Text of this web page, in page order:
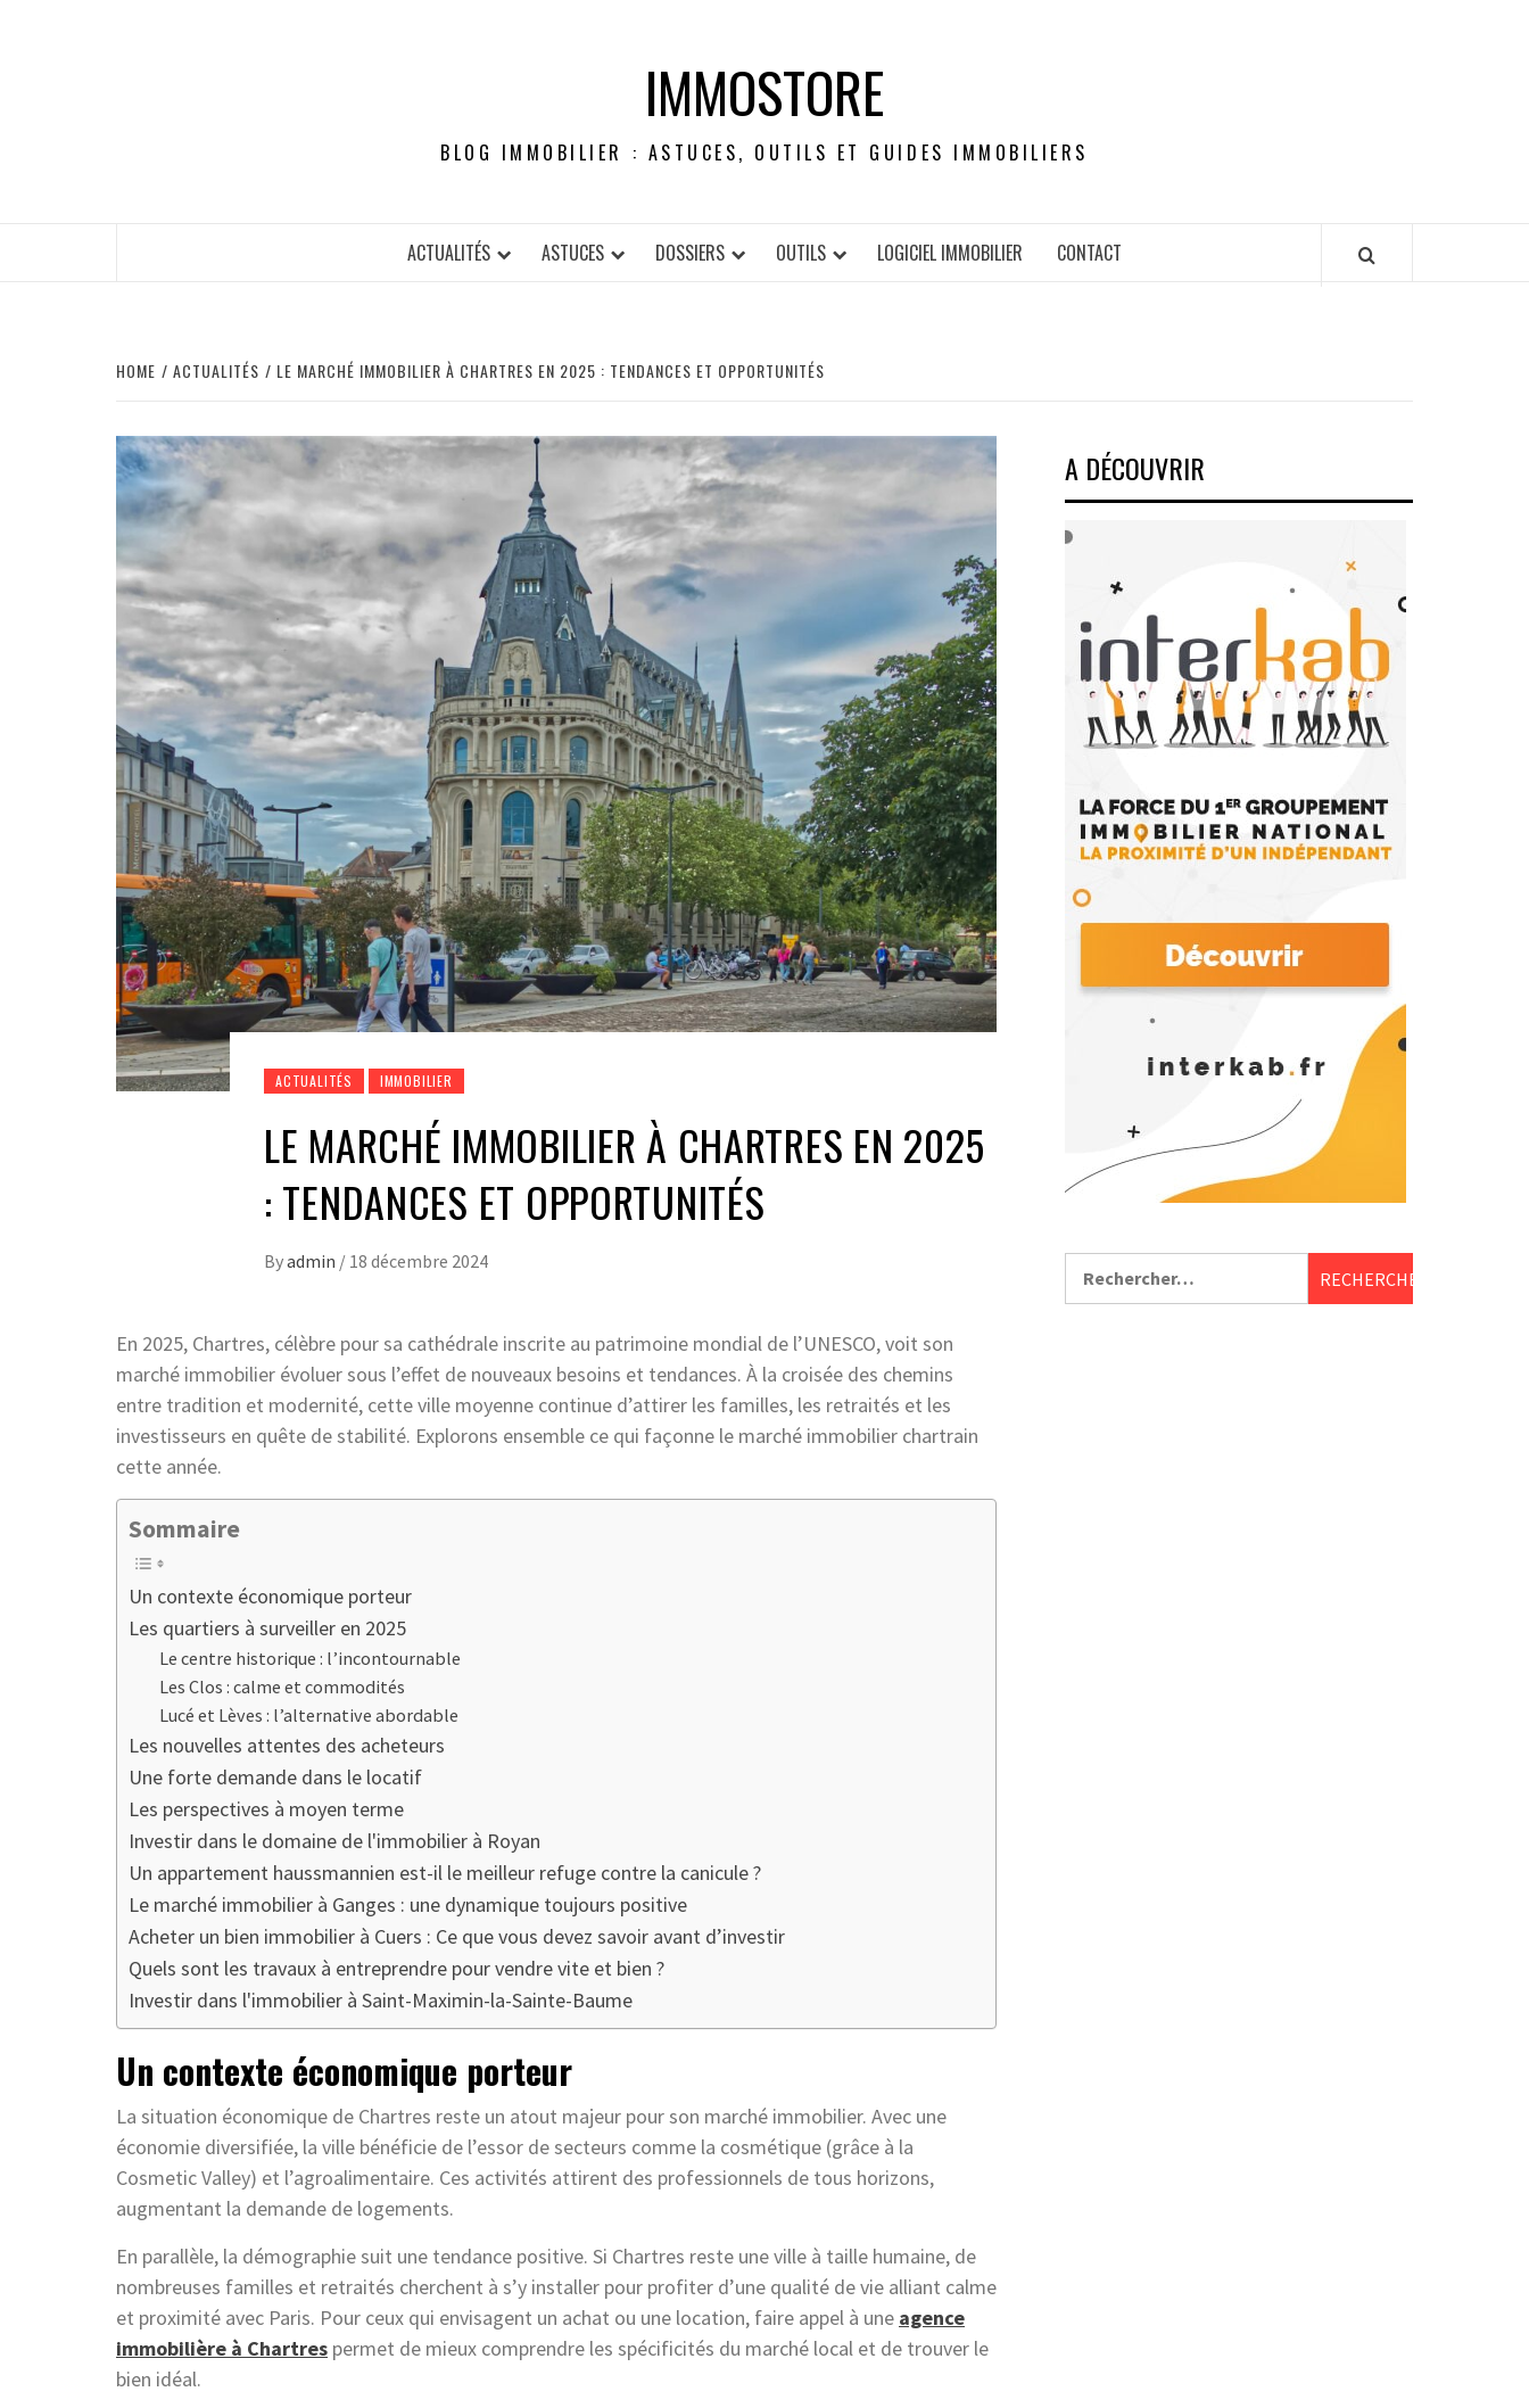
IMMOSTORE
BLOG IMMOBILIER : ASTUCES, OUTILS ET GUIDES IMMOBILIERS
ACTUALITÉS ASTUCES DOSSIERS OUTILS LOGICIEL IMMOBILIER CONTACT
HOME ACTUALITÉS LE MARCHÉ IMMOBILIER À CHARTRES EN 2025 : TENDANCES ET OPPORTUNITÉS
ACTUALITÉS IMMOBILIER
LE MARCHÉ IMMOBILIER À CHARTRES EN 2025
: TENDANCES ET OPPORTUNITÉS
Byadmin / 18 décembre 2024
En 2025, Chartres, célèbre pour sa cathédrale inscrite au patrimoine mondial de l’UNESCO, voit son
marché immobilier évoluer sous l’effet de nouveaux besoins et tendances. À la croisée des chemins
entre tradition et modernité, cette ville moyenne continue d’attirer les familles, les retraités et les
investisseurs en quête de stabilité. Explorons ensemble ce qui façonne le marché immobilier chartrain
cette année.
Sommaire
Un contexte économique porteur
Les quartiers à surveiller en 2025
Le centre historique : l’incontournable
Les Clos : calme et commodités
Lucé et Lèves : l’alternative abordable
Les nouvelles attentes des acheteurs
Une forte demande dans le locatif
Les perspectives à moyen terme
Investir dans le domaine de l'immobilier à Royan
Un appartement haussmannien est-il le meilleur refuge contre la canicule ?
Le marché immobilier à Ganges : une dynamique toujours positive
Acheter un bien immobilier à Cuers : Ce que vous devez savoir avant d’investir
Quels sont les travaux à entreprendre pour vendre vite et bien ?
Investir dans l'immobilier à Saint-Maximin-la-Sainte-Baume
Un contexte économique porteur
La situation économique de Chartres reste un atout majeur pour son marché immobilier. Avec une
économie diversifiée, la ville bénéficie de l’essor de secteurs comme la cosmétique (grâce à la
Cosmetic Valley) et l’agroalimentaire. Ces activités attirent des professionnels de tous horizons,
augmentant la demande de logements.
En parallèle, la démographie suit une tendance positive. Si Chartres reste une ville à taille humaine, de
nombreuses familles et retraités cherchent à s’y installer pour profiter d’une qualité de vie alliant calme
et proximité avec Paris. Pour ceux qui envisagent un achat ou une location, faire appel à une agence
immobilière à Chartres permet de mieux comprendre les spécificités du marché local et de trouver le
bien idéal.
A DÉCOUVRIR